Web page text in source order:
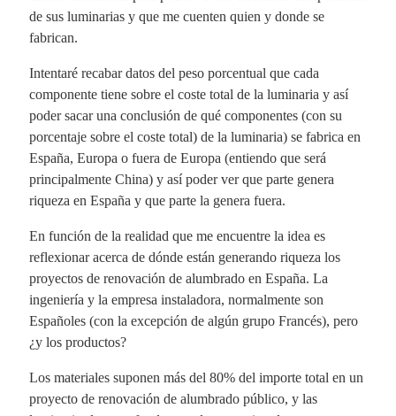
de sus luminarias y que me cuenten quien y donde se
fabrican.
Intentaré recabar datos del peso porcentual que cada
componente tiene sobre el coste total de la luminaria y así
poder sacar una conclusión de qué componentes (con su
porcentaje sobre el coste total) de la luminaria) se fabrica en
España, Europa o fuera de Europa (entiendo que será
principalmente China) y así poder ver que parte genera
riqueza en España y que parte la genera fuera.
En función de la realidad que me encuentre la idea es
reflexionar acerca de dónde están generando riqueza los
proyectos de renovación de alumbrado en España. La
ingeniería y la empresa instaladora, normalmente son
Españoles (con la excepción de algún grupo Francés), pero
¿y los productos?
Los materiales suponen más del 80% del importe total en un
proyecto de renovación de alumbrado público, y las